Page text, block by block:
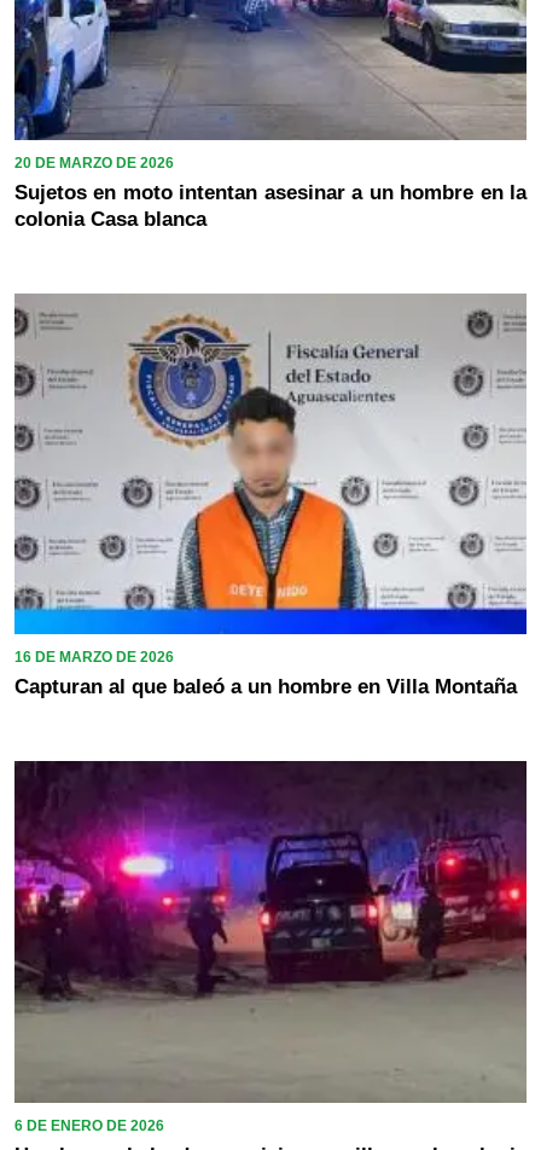
20 DE MARZO DE 2026
Sujetos en moto intentan asesinar a un hombre en la
colonia Casa blanca
16 DE MARZO DE 2026
Capturan al que baleó a un hombre en Villa Montaña
6 DE ENERO DE 2026